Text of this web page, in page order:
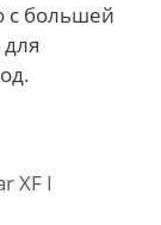
с большей
XF I